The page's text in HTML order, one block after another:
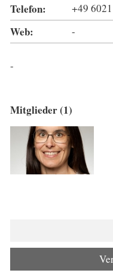
Telefon: +49
Web: -
-
Mitglieder (1)